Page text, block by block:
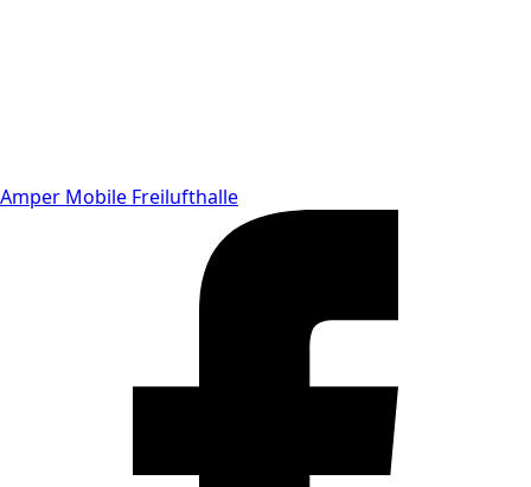
Amper Mobile Freilufthalle